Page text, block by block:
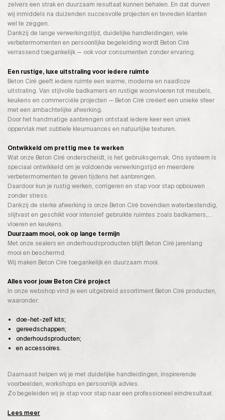
zelvers een strak en duurzaam resultaat kunnen behalen. En dat durven
wij inmiddels na duizenden succesvolle projecten en tevreden klanten
wel te zeggen.
Dankzij de lange verwerkingstijd, duidelijke handleidingen, vele
verbetermomenten en persoonlijke begeleiding wordt Beton Ciré
verrassend toegankelijk — ook voor consumenten zonder ervaring.
Een rustige, luxe uitstraling voor iedere ruimte
Beton Ciré geeft iedere ruimte een warme, moderne en naadloze
uitstraling. Van stijlvolle badkamers en rustige woonvloeren tot meubels,
keukens en commerciële projecten — Beton Ciré creëert een unieke sfeer
met een ambachtelijke afwerking.
Door het handmatige aanbrengen ontstaat iedere keer een uniek
oppervlak met subtiele kleurnuances en natuurlijke texturen.
Ontwikkeld om prettig mee te werken
Wat onze Beton Ciré onderscheidt, is het gebruiksgemak. Ons systeem is
speciaal ontwikkeld om je voldoende verwerkingstijd en meerdere
verbetermomenten te geven tijdens het aanbrengen.
Daardoor kun je rustig werken, corrigeren en stap voor stap opbouwen
zonder stress.
Dankzij de sterke afwerking is onze Beton Ciré bovendien waterbestendig,
slijtvast en geschikt voor intensief gebruikte ruimtes zoals badkamers,
vloeren en keukens.
Duurzaam mooi, ook op lange termijn
Met onze sealers en onderhoudsproducten blijft Beton Ciré jarenlang
mooi en beschermd.
Wij maken Beton Ciré toegankelijk én duurzaam mooi.
Alles voor jouw Beton Ciré project
In onze webshop vind je een uitgebreid assortiment Beton Ciré producten,
waaronder:
doe-het-zelf kits;
gereedschappen;
onderhoudsproducten;
en accessoires.
Daarnaast helpen wij je met duidelijke handleidingen, inspirerende
voorbeelden, workshops en persoonlijk advies.
Zo begeleiden wij je stap voor stap naar een professioneel eindresultaat.
Lees meer